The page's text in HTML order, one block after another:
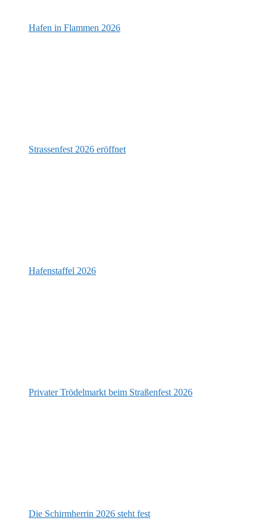
Hafen in Flammen 2026
Strassenfest 2026 eröffnet
Hafenstaffel 2026
Privater Trödelmarkt beim Straßenfest 2026
Die Schirmherrin 2026 steht fest